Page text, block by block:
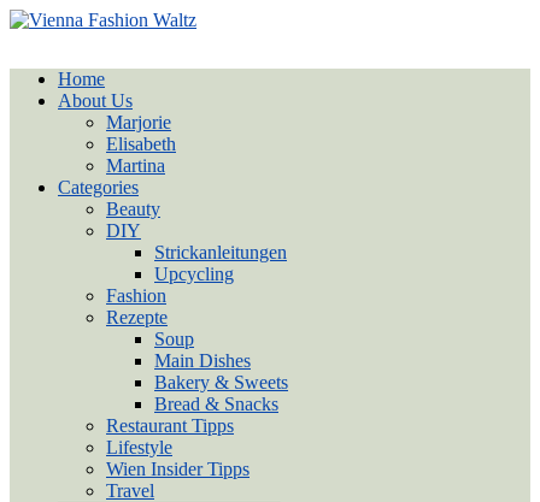
Home
About Us
Marjorie
Elisabeth
Martina
Categories
Beauty
DIY
Strickanleitungen
Upcycling
Fashion
Rezepte
Soup
Main Dishes
Bakery & Sweets
Bread & Snacks
Restaurant Tipps
Lifestyle
Wien Insider Tipps
Travel